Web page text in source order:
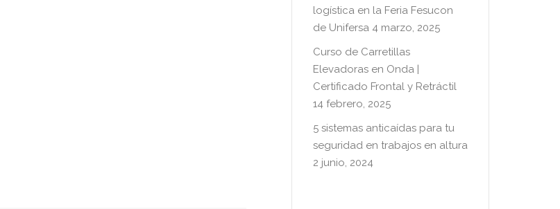
logística en la Feria Fesucon
de Unifersa 4 marzo, 2025
Curso de Carretillas
Elevadoras en Onda |
Certificado Frontal y Retráctil
14 febrero, 2025
5 sistemas anticaídas para tu
seguridad en trabajos en altura
2 junio, 2024